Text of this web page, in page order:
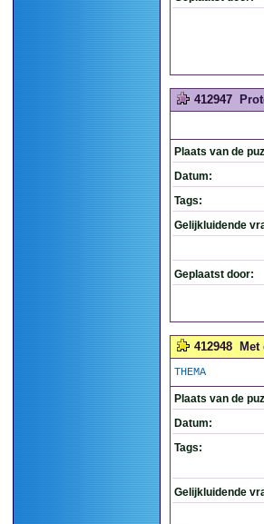
412947
Plaats van de
Datum:
Tags:
Gelijkluidende
Geplaatst door:
412948
THEMA
Plaats van de
Datum:
Tags:
Gelijkluidende